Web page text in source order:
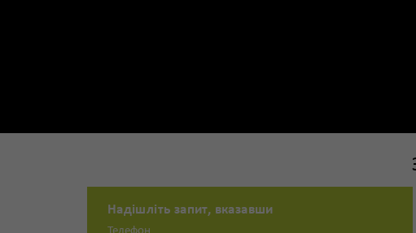
Надішліть запит, вказавши